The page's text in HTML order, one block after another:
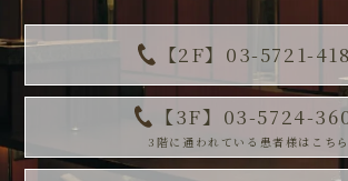
【2F】03-5721-
【3F】03-5724-
3階に通われている患者様はこちら